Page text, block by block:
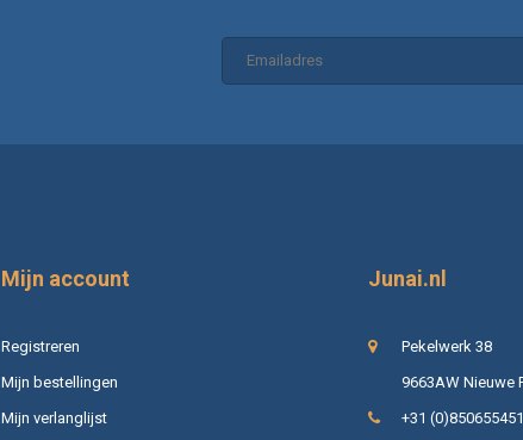
Mijn account
Registreren
Mijn bestellingen
Mijn verlanglijst
Junai.nl
Pekelwerk 38
9663AW Nieuwe
+31 (0)850655451